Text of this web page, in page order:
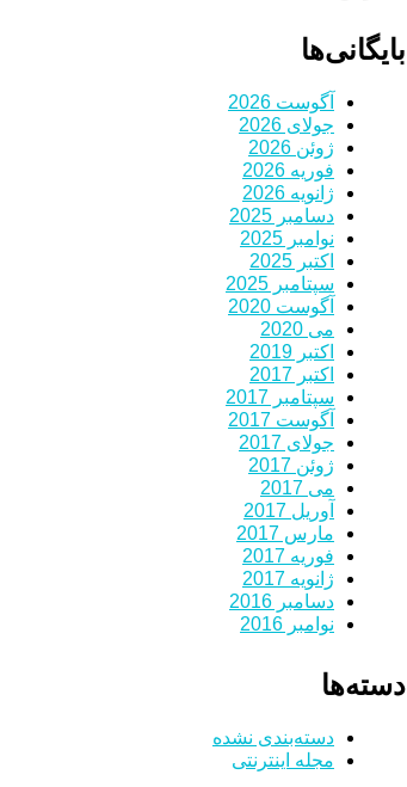
بایگانی‌ها
آگوست 2026
جولای 2026
ژوئن 2026
فوریه 2026
ژانویه 2026
دسامبر 2025
نوامبر 2025
اکتبر 2025
سپتامبر 2025
آگوست 2020
می 2020
اکتبر 2019
اکتبر 2017
سپتامبر 2017
آگوست 2017
جولای 2017
ژوئن 2017
می 2017
آوریل 2017
مارس 2017
فوریه 2017
ژانویه 2017
دسامبر 2016
نوامبر 2016
دسته‌ها
دسته‌بندی نشده
مجله اینترنتی